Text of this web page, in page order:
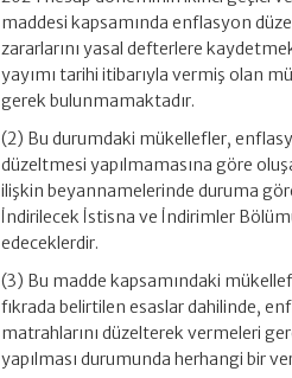
maddesi kapsamında enflasyon
zararlarını yasal defterlere
yayımı tarihi itibarıyla vermiş olan
gerek bulunmamaktadır.
(2) Bu durumdaki mükellefler,
düzeltmesi yapılmamasına göre
ilişkin beyannamelerinde duruma
İndirilecek İstisna ve İndirimler
edeceklerdir.
(3) Bu madde kapsamındaki
fıkrada belirtilen esaslar dahilinde,
matrahlarını düzelterek vermeleri
yapılması durumunda herhangi bir